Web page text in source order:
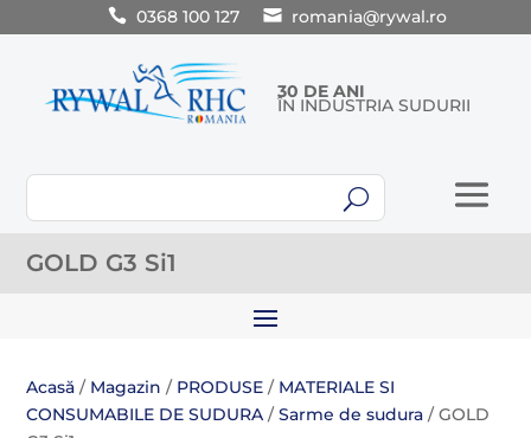
0368 100 127 romania@rywal.ro
30 DE ANI
ÎN INDUSTRIA SUDURII
U
GOLD G3 Si1
Acasă / Magazin / PRODUSE / MATERIALE SI
CONSUMABILE DE SUDURA /Sarme de sudura / GOLD